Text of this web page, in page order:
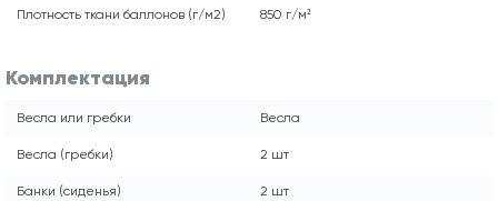
Плотность ткани баллонов (г/м2) 850 г/м²
Комплектация
Весла или гребки Весла
Весла (гребки) 2 шт
Банки (сиденья) 2 шт